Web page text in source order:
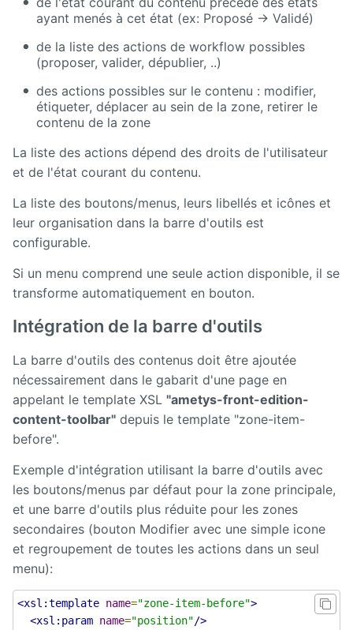
ayant menés à cet état (ex: Proposé -> Validé)
de la liste des actions de workflow possibles
(proposer, valider, dépublier, ..)
des actions possibles sur le contenu : modifier,
étiqueter, déplacer au sein de la zone, retirer le
contenu de la zone
La liste des actions dépend des droits de l'utilisateur
et de l'état courant du contenu.
La liste des boutons/menus, leurs libellés et icônes et
leur organisation dans la barre d'outils est
configurable.
Si un menu comprend une seule action disponible, il se
transforme automatiquement en bouton.
Intégration de la barre d'outils
La barre d'outils des contenus doit être ajoutée
nécessairement dans le gabarit d'une page en
appelant le template XSL "ametys-front-edition-
content-toolbar" depuis le template "zone-item-
before".
Exemple d'intégration utilisant la barre d'outils avec
les boutons/menus par défaut pour la zone principale,
et une barre d'outils plus réduite pour les zones
secondaires (bouton Modifier avec une simple icone
et regroupement de toutes les actions dans un seul
menu):
<xsl:template name="zone-item-before">
<xsl:param name="position"/>